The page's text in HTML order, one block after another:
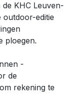
KHC Leuven-
outdoor-editie
ploegen.
-
de
rekening te